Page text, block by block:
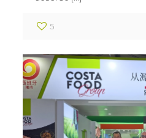
5